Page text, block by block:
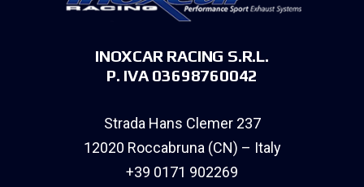
INOXCAR RACING S.R.L.
P. IVA 03698760042
Strada Hans Clemer 237
12020 Roccabruna (CN) – Italy
+39 0171 902269